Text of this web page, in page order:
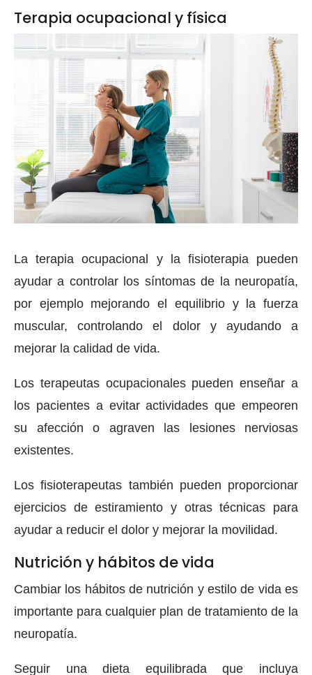
Terapia ocupacional y física
La terapia ocupacional y la fisioterapia pueden
ayudar a controlar los síntomas de la neuropatía,
por ejemplo mejorando el equilibrio y la fuerza
muscular, controlando el dolor y ayudando a
mejorar la calidad de vida.
Los terapeutas ocupacionales pueden enseñar a
los pacientes a evitar actividades que empeoren
su afección o agraven las lesiones nerviosas
existentes.
Los fisioterapeutas también pueden proporcionar
ejercicios de estiramiento y otras técnicas para
ayudar a reducir el dolor y mejorar la movilidad.
Nutrición y hábitos de vida
Cambiar los hábitos de nutrición y estilo de vida es
importante para cualquier plan de tratamiento de la
neuropatía.
Seguir una dieta equilibrada que incluya